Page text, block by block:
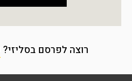
רוצה לפרסם בסליזי?